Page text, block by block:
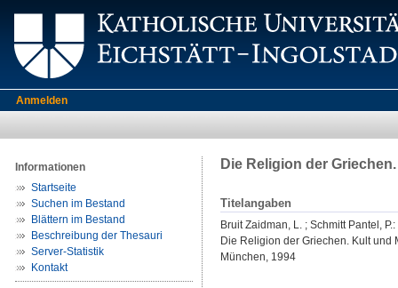
Anmelden
Informationen
Startseite
Suchen im Bestand
Blättern im Bestand
Beschreibung der Thesauri
Server-Statistik
Kontakt
Die Religion der
Titelangaben
Bruit Zaidman, L. ; Schmitt Pantel, P.:
Die Religion der Griechen. Kult und
München, 1994